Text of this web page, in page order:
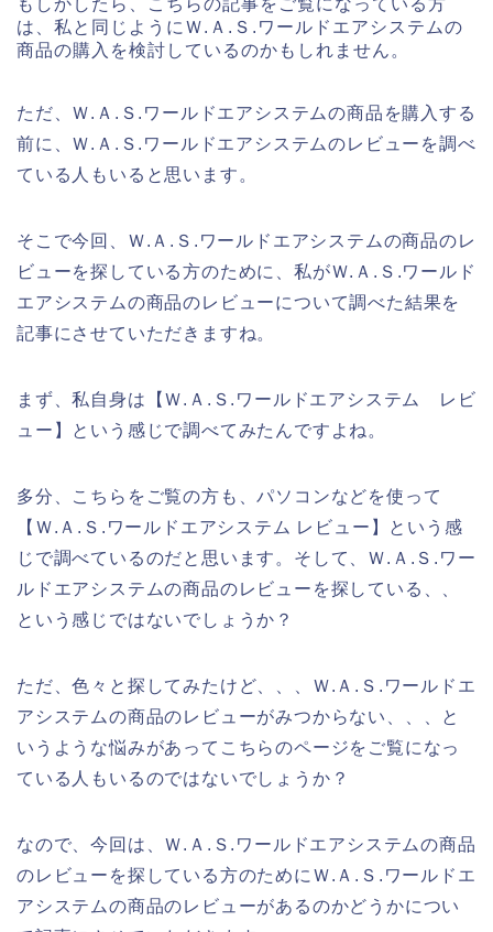
もしかしたら、こちらの記事をご覧になっている方
は、私と同じようにＷ.Ａ.Ｓ.ワールドエアシステムの
商品の購入を検討しているのかもしれません。
ただ、Ｗ.Ａ.Ｓ.ワールドエアシステムの商品を購入する
前に、Ｗ.Ａ.Ｓ.ワールドエアシステムのレビューを調べ
ている人もいると思います。
そこで今回、Ｗ.Ａ.Ｓ.ワールドエアシステムの商品のレ
ビューを探している方のために、私がＷ.Ａ.Ｓ.ワールド
エアシステムの商品のレビューについて調べた結果を
記事にさせていただきますね。
まず、私自身は【Ｗ.Ａ.Ｓ.ワールドエアシステム レビ
ュー】という感じで調べてみたんですよね。
多分、こちらをご覧の方も、パソコンなどを使って
【Ｗ.Ａ.Ｓ.ワールドエアシステム レビュー】という感
じで調べているのだと思います。そして、Ｗ.Ａ.Ｓ.ワー
ルドエアシステムの商品のレビューを探している、、
という感じではないでしょうか？
ただ、色々と探してみたけど、、、Ｗ.Ａ.Ｓ.ワールドエ
アシステムの商品のレビューがみつからない、、、と
いうような悩みがあってこちらのページをご覧になっ
ている人もいるのではないでしょうか？
なので、今回は、Ｗ.Ａ.Ｓ.ワールドエアシステムの商品
のレビューを探している方のためにＷ.Ａ.Ｓ.ワールドエ
アシステムの商品のレビューがあるのかどうかについ